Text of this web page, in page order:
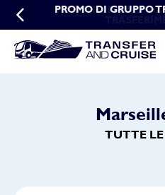
PROMO DI GRUPPO
PROMO
TUTTE